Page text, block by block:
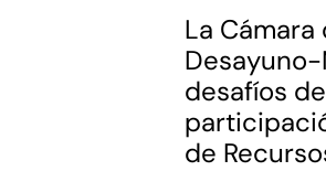
La
desafíos
de